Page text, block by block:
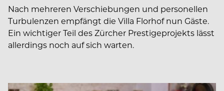
Nach mehreren Verschiebungen und personellen
Turbulenzen empfängt die Villa Florhof nun Gäste.
Ein wichtiger Teil des Zürcher Prestigeprojekts lässt
allerdings noch auf sich warten.